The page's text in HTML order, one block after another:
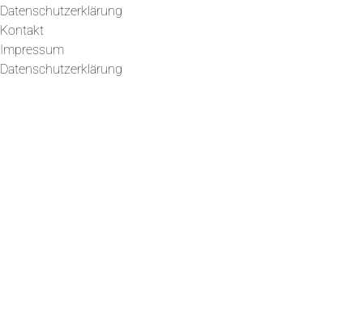
Datenschutzerklärung
Kontakt
Impressum
Datenschutzerklärung